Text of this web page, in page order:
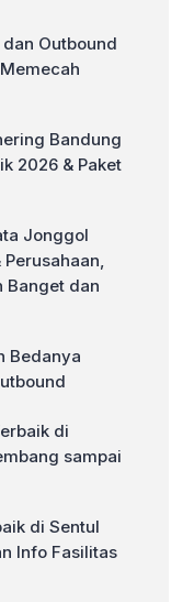
Outbound
Bandung
2026 & Paket
Jonggol
Banget dan
Bedanya
di
sampai
di Sentul
Info Fasilitas